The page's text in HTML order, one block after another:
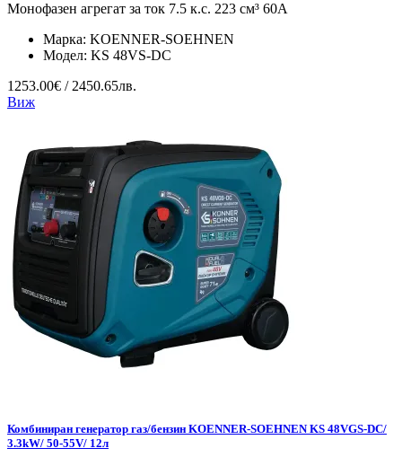
Монофазен агрегат за ток 7.5 к.с. 223 см³ 60А
Марка: KOENNER-SOEHNEN
Модел: KS 48VS-DC
1253.00€ / 2450.65лв.
Виж
Комбиниран генератор газ/бензин KOENNER-SOEHNEN KS 48VGS-DC/
3.3kW/ 50-55V/ 12л